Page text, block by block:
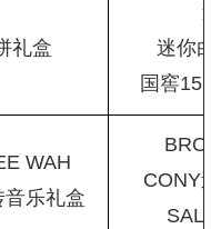
礼盒
迷你
国窖
WAH
乐礼盒
CONY